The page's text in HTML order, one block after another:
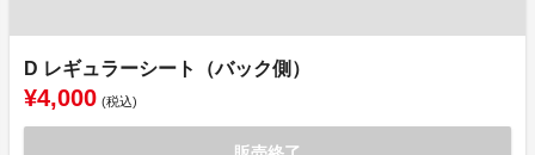
D レギュラーシート（バック側）
¥4,000 (税込)